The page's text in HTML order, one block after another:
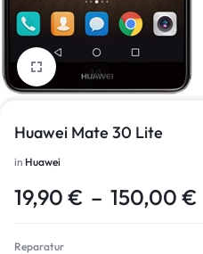
1/1
Huawei Mate 30 Lite
in Huawei
19,90 € – 150,00 €
Reparatur